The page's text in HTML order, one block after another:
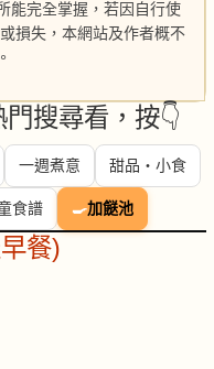
能完全掌握，若因自行使
損失，本網站及作者概不
搜尋看，按👇
一週煮意 甜品・小食
食譜 🍳加餸池
餐)